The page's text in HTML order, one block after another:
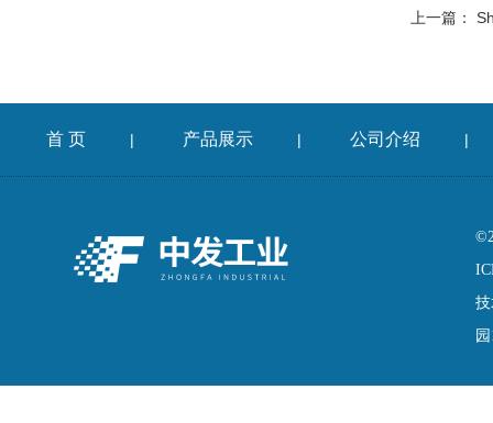
上一篇：
首 页 | 产品展示 | 公司介绍 |